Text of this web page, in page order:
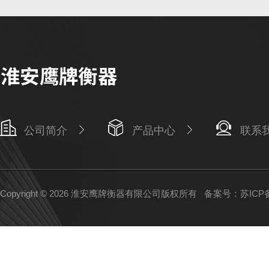
公司简介 产品中心 联系
Copyright © 2026 淮安鹰牌衡器有限公司版权所有 备案号：苏ICP